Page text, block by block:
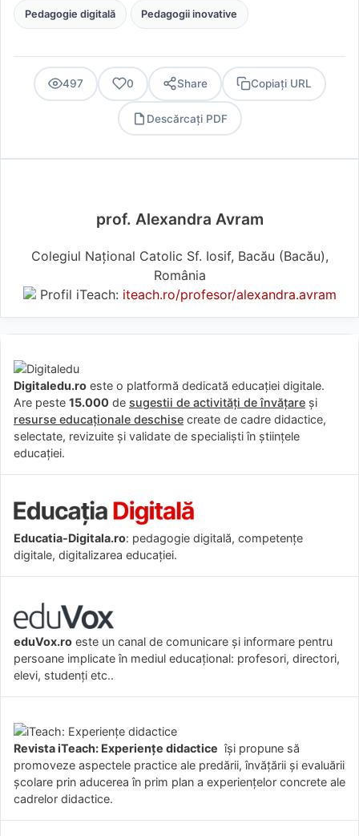
Pedagogie digitală Pedagogii inovative
497 0 Share Copiați URL
Descărcați PDF
prof. Alexandra Avram
Colegiul Național Catolic Sf. Iosif, Bacău (Bacău),
România
Profil iTeach: iteach.ro/profesor/alexandra.avram
Digitaledu.ro este o platformă dedicată educației digitale.
Are peste 15.000 de sugestii de activități de învățare și
resurse educaționale deschise create de cadre didactice,
selectate, revizuite și validate de specialiști în științele
educației.
Educatia-Digitala.ro: pedagogie digitală, competențe
digitale, digitalizarea educației.
eduVox.ro este un canal de comunicare și informare pentru
persoane implicate în mediul educațional: profesori, directori,
elevi, studenți etc..
Revista iTeach: Experienţe didactice îşi propune să
promoveze aspectele practice ale predării, învăţării şi evaluării
şcolare prin aducerea în prim plan a experienţelor concrete ale
cadrelor didactice.